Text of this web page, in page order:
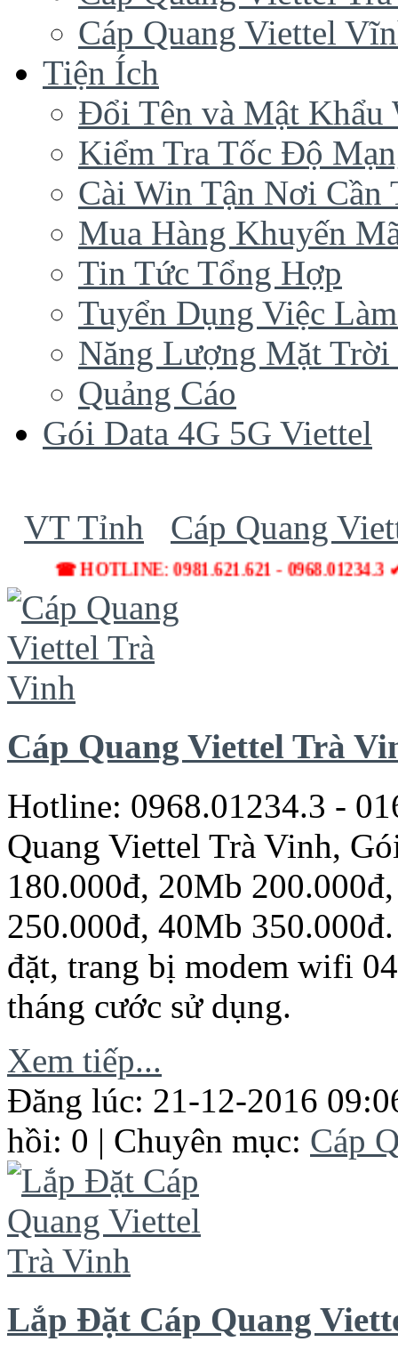
Cáp Quang Viettel
Tiện Ích
Đổi Tên và Mật Khẩu
Kiểm Tra Tốc Độ
Cài Win Tận Nơi Cần
Mua Hàng Khuyến
Tin Tức Tổng Hợp
Tuyển Dụng Việc
Năng Lượng Mặt
Quảng Cáo
Gói Data 4G 5G Viettel
VT Tỉnh Cáp Quang
☎ HOTLINE: 0981.621.621 - 0968.01234.3
Cáp Quang Viettel Trà
Hotline: 0968.01234.3 -
Quang Viettel Trà Vinh,
180.000đ, 20Mb
250.000đ, 40Mb
đặt, trang bị modem wifi
tháng cước sử dụng.
Xem tiếp...
Đăng lúc: 21-12-2016
hồi: 0 | Chuyên mục: Cáp
Lắp Đặt Cáp Quang